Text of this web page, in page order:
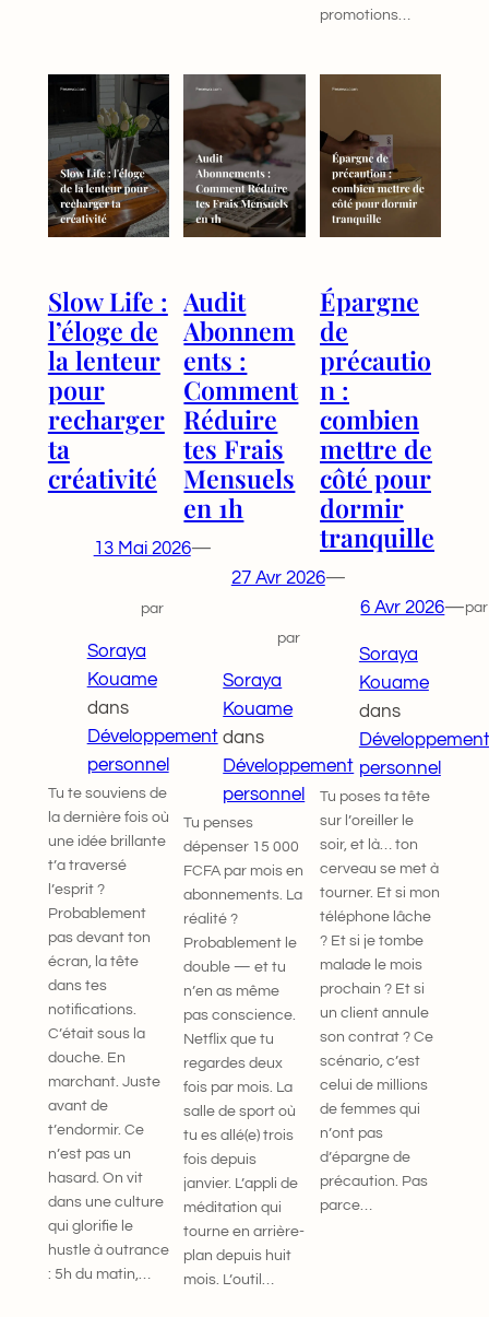
promotions…
Slow Life :
l’éloge de
la lenteur
pour
recharger
ta
créativité
13 Mai 2026—
par
Soraya
Kouame
dans
Développement
personnel
Tu te souviens de
la dernière fois où
une idée brillante
t’a traversé
l’esprit ?
Probablement
pas devant ton
écran, la tête
dans tes
notifications.
C’était sous la
douche. En
marchant. Juste
avant de
t’endormir. Ce
n’est pas un
hasard. On vit
dans une culture
qui glorifie le
hustle à outrance
: 5h du matin,…
Audit
Abonnem
ents :
Comment
Réduire
tes Frais
Mensuels
en 1h
27 Avr 2026—
par
Soraya
Kouame
dans
Développement
personnel
Tu penses
dépenser 15 000
FCFA par mois en
abonnements. La
réalité ?
Probablement le
double — et tu
n’en as même
pas conscience.
Netflix que tu
regardes deux
fois par mois. La
salle de sport où
tu es allé(e) trois
fois depuis
janvier. L’appli de
méditation qui
tourne en arrière-
plan depuis huit
mois. L’outil…
Épargne
de
précautio
n :
combien
mettre de
côté pour
dormir
tranquille
6 Avr 2026—par
Soraya
Kouame
dans
Développement
personnel
Tu poses ta tête
sur l’oreiller le
soir, et là… ton
cerveau se met à
tourner. Et si mon
téléphone lâche
? Et si je tombe
malade le mois
prochain ? Et si
un client annule
son contrat ? Ce
scénario, c’est
celui de millions
de femmes qui
n’ont pas
d’épargne de
précaution. Pas
parce…